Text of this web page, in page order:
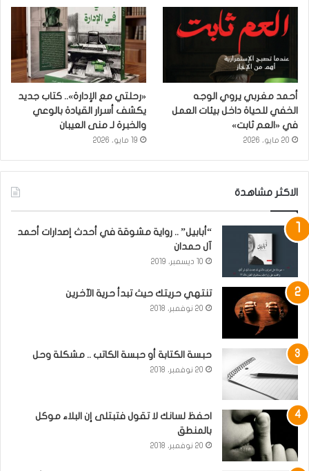
أحمد مغربي يروي الوجه
الخفي للحياة داخل بيئات العمل
في «العم ثابت»
20 مايو، 2026
«رحلتي مع الإدارة».. كتاب جديد
يكشف أسرار القيادة بالوعي
والخبرة لـ منى العيبان
19 مايو، 2026
الاكثر مشاهدة
“أبابيل” .. رواية مشوقة في أحدث إصدارات أحمد
آل حمدان
10 ديسمبر، 2019
تنتهي حريتك حيث تبدأ حرية الآخرين
20 نوفمبر، 2018
حبسة الكتابة أو حبسة الكاتب .. مشكلة وحل
20 نوفمبر، 2018
احفظ لسانك لا تقول فتبتلى إن البلاء موكل
بالمنطق
20 نوفمبر، 2018